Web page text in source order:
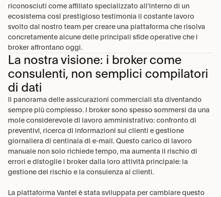
riconosciuti come affiliato specializzato all'interno di un
ecosistema così prestigioso testimonia il costante lavoro
svolto dal nostro team per creare una piattaforma che risolva
concretamente alcune delle principali sfide operative che i
broker affrontano oggi.
La nostra visione: i broker come
consulenti, non semplici compilatori
di dati
Il panorama delle assicurazioni commerciali sta diventando
sempre più complesso. I broker sono spesso sommersi da una
mole considerevole di lavoro amministrativo: confronto di
preventivi, ricerca di informazioni sui clienti e gestione
giornaliera di centinaia di e-mail. Questo carico di lavoro
manuale non solo richiede tempo, ma aumenta il rischio di
errori e distoglie i broker dalla loro attività principale: la
gestione del rischio e la consulenza ai clienti.
La piattaforma Vantel è stata sviluppata per cambiare questo